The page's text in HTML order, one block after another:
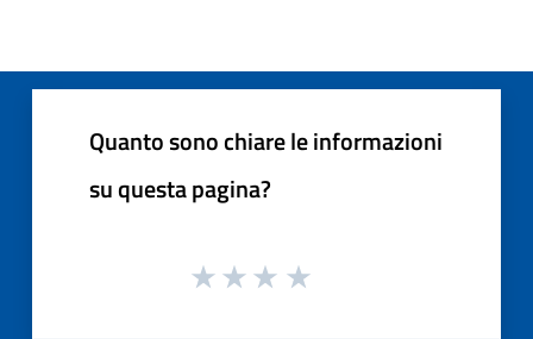
Quanto sono chiare le informazioni
su questa pagina?